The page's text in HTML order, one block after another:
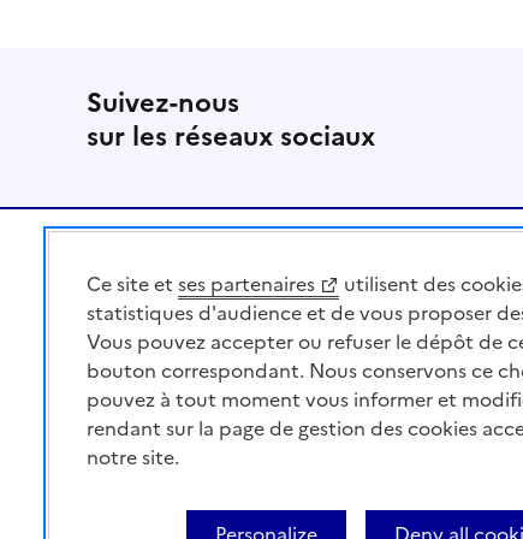
Suivez-nous
sur les réseaux sociaux
Pied de page
MINISTÈRE
DE L'AGRICULTURE
DE L'AGRO-ALIMENTAIRE
ET DE LA SOUVERAINETÉ
ALIMENTAIRE
Plan du site Accessibilité : partiellement
Ce site et ses partenaires
utilisent des
statistiques d'audience et de vous proposer
Vous pouvez accepter ou refuser le dépôt de
bouton correspondant. Nous conservons ce
pouvez à tout moment vous informer et
rendant sur la page de gestion des cookies
notre site.